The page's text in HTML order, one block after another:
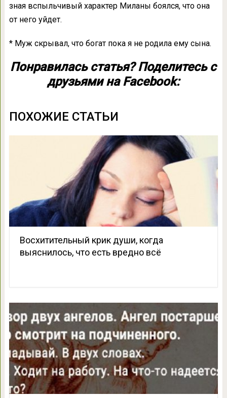
зная вспыльчивый характер Миланы боялся, что она
от него уйдет.
* Муж скрывал, что богат пока я не родила ему сына.
Понравилась статья? Поделитесь с
друзьями на Facebook:
ПОХОЖИЕ СТАТЬИ
Восхитительный крик души, когда
выяснилось, что есть вредно всё